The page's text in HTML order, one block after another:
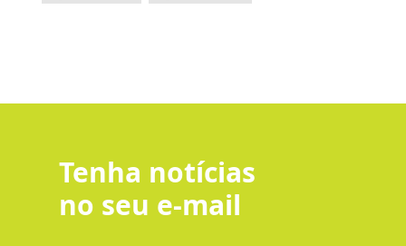
Tenha notícias
no seu e-mail